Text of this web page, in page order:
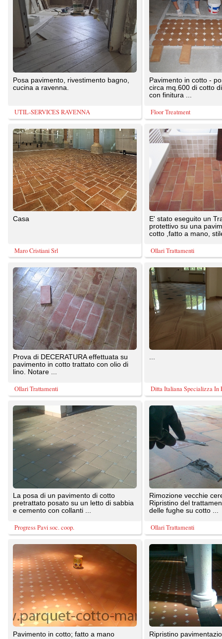
Casa
E' stato eseguito un Trattamento
protettivo su una pavimentazione in
cotto ,fatto a mano, stile ...
Prova di DECERATURA effettuata su
pavimento in cotto trattato con olio di
lino. Notare ...
Ollari Trattamenti
...
Ditta Italiana Specializza In Pavimentazioni Marmo|Arrotatura&Lucidatura Marmi | Arrotatura Pavimenti, Levigatura Lucidatura Restauro Marmo, Granito, Graniglia, Veneziana, Pavimenti Antichi, roma,
La posa di un pavimento di cotto
pretrattato posato su un letto di sabbia
e cemento con collanti ...
Progress Pavi soc. coop.
Rimozione vecchie cere rosse.
Ripristino del trattamento protettivo e
delle fughe su cotto ...
Ollari Trattamenti
Pavimento in cotto; fatto a mano
posato a disegno,circa mq. 800
Palazzo Balestra - Roma
Floor Treatment
Ripristino pavimentazione antica in
cotto con intarsi in marmo. Presso
Chiesa S.Michele - ...
Ollari Trattamenti
marmo, parquet e affini a costi
compresi di 9-14 euro a mq ( ...
marmo, prefiniti scale e manufatti a
costi tra 10-14 ...
LFcosti partendo da 9 euro mq arrotatura lucidatura pavimenti
1 2
TrovaPavimenti.it
AF Coding Studio
via A. Diaz, 1